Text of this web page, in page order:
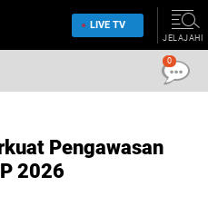
LIVE TV
JELAJAHI
Pengawasan
2026
0